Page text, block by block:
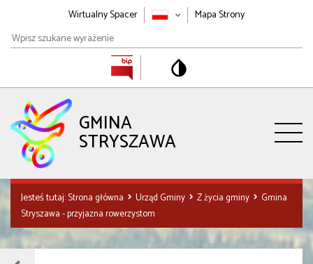
Wirtualny Spacer
Mapa Strony
Wpisz
szukane
GMINA
STRYSZAWA
Jesteś tutaj:Strona główna Urząd Gminy Z życia gminy
Gmina
Stryszawa - przyjazna rowerzystom